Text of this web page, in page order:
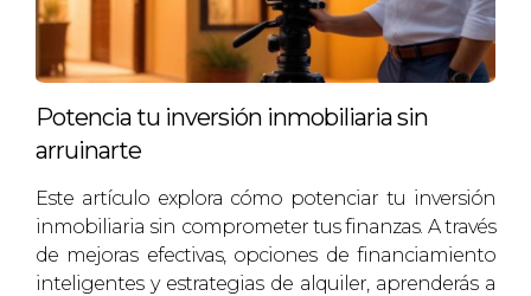
proceso con confianza y éxito.
PREGUNTAS FRECUENTES
¿Cuándo es el mejor momento para
El mejor momento suele ser durante la primavera
o principios del verano cuando la demanda es
alta y los compradores están activos.
Potencia tu inversión inmobiliaria sin
arruinarte
Este artículo explora cómo potenciar tu inversión
inmobiliaria sin comprometer tus finanzas. A través
de mejoras efectivas, opciones de financiamiento
inteligentes y estrategias de alquiler, aprenderás a